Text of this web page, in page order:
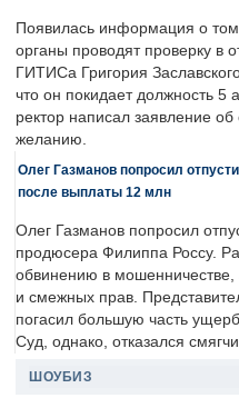
Появилась информация о
органы проводят проверку в
ГИТИСа Григория
что он покидает должность 5
ректор написал заявление об
желанию.
Олег Газманов попросил
после выплаты 12 млн
Олег Газманов попросил
продюсера Филиппа Россу.
обвинению в мошенничестве,
и смежных прав.
погасил большую часть
Суд, однако, отказался
ШОУБИЗ